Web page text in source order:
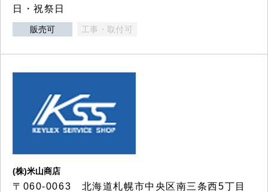
日・祝祭日
販売可 工事・取付可
(株)米山商店
〒060-0063 北海道札幌市中央区南三条西5丁目